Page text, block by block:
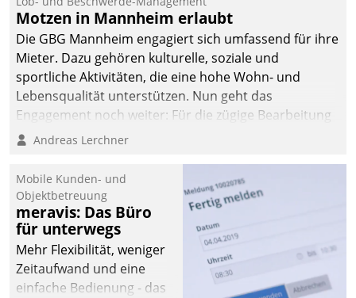
Motzen in Mannheim erlaubt
Die GBG Mannheim engagiert sich umfassend für ihre
Mieter. Dazu gehören kulturelle, soziale und
sportliche Aktivitäten, die eine hohe Wohn- und
Lebensqualität unterstützen. Nun geht das
Engagement noch weiter: Für die zügige Bearbeitung
von Beschwerden – oder Lob – richtet das
und Beschwerde-Management einen eigenen Kanal
ein.
Andreas Lerchner
Mobile Kunden- und
Objektbetreuung
meravis: Das Büro
für unterwegs
Mehr Flexibilität, weniger
Zeitaufwand und eine
einfache Bedienung - das